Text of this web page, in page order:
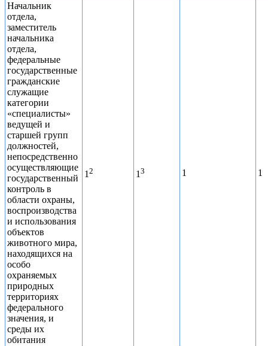
Начальник
отдела,
заместитель
начальника
отдела,
федеральные
государственные
гражданские
служащие
категории
«специалисты»
ведущей и
старшей групп
должностей,
непосредственно
осуществляющие
государственный
контроль в
области охраны,
воспроизводства
и использования
объектов
животного мира,
находящихся на
особо
охраняемых
природных
территориях
федерального
значения, и
среды их
обитания
12 13 1 1